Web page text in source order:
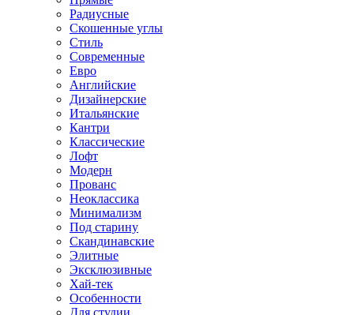
Радиусные
Скошенные углы
Стиль
Современные
Евро
Английские
Дизайнерские
Итальянские
Кантри
Классические
Лофт
Модерн
Прованс
Неоклассика
Минимализм
Под старину
Скандинавские
Элитные
Эксклюзивные
Хай-тек
Особенности
Для студии